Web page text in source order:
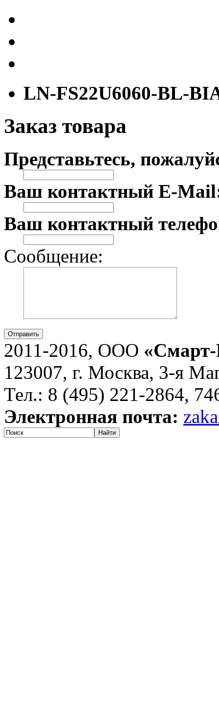
LN-FS22U6060-BL-
Заказ товара
Представьтесь,
Ваш контактный E-
Ваш контактный
Сообщение:
Отправить
2011-2016, ООО
123007, г. Москва, 3-я
Тел.: 8 (495) 221-2864,
Электронная почта:
Найти